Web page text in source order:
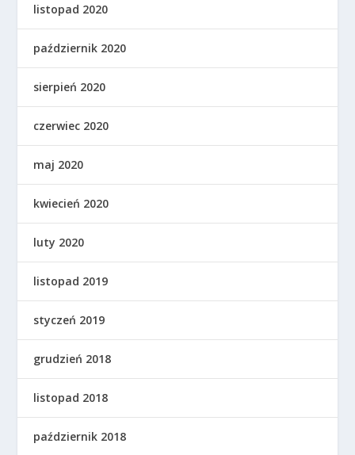
listopad 2020
październik 2020
sierpień 2020
czerwiec 2020
maj 2020
kwiecień 2020
luty 2020
listopad 2019
styczeń 2019
grudzień 2018
listopad 2018
październik 2018